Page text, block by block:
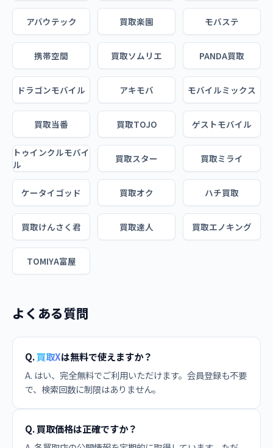
アバウテック 買取楽園 モバステ
携帯空間 買取ソムリエ PANDA買取
ドラゴンモバイル アキモバ モバイルミックス
買取当番 買取TOJO ゲストモバイル
トゥインクルモバイ
ル
買取スター 買取ミライ
ケータイゴッド 買取オク ハチ買取
買取けんさく君 買取達人 買取エノキング
TOMIYA富屋
よくある質問
Q.買取Xは無料で使えますか？
A. はい、完全無料でご利用いただけます。会員登録も不要
で、検索回数に制限はありません。
Q. 買取価格は正確ですか？